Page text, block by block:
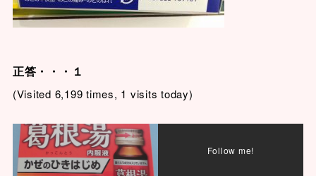
正答・・・１
(Visited 6,199 times, 1 visits today)
Follow me!